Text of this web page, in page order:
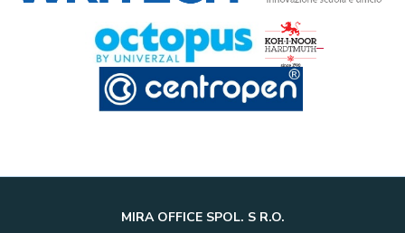
MIRA OFFICE SPOL. S R.O.